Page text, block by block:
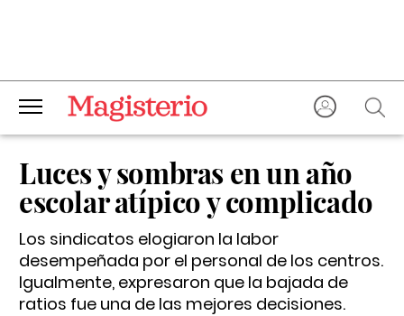
Luces y sombras en un año
escolar atípico y complicado
Los sindicatos elogiaron la labor
desempeñada por el personal de los centros.
Igualmente, expresaron que la bajada de
ratios fue una de las mejores decisiones.